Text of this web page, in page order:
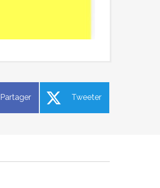
Partager Tweeter
Ciné Débat sur l’agriculture
locale